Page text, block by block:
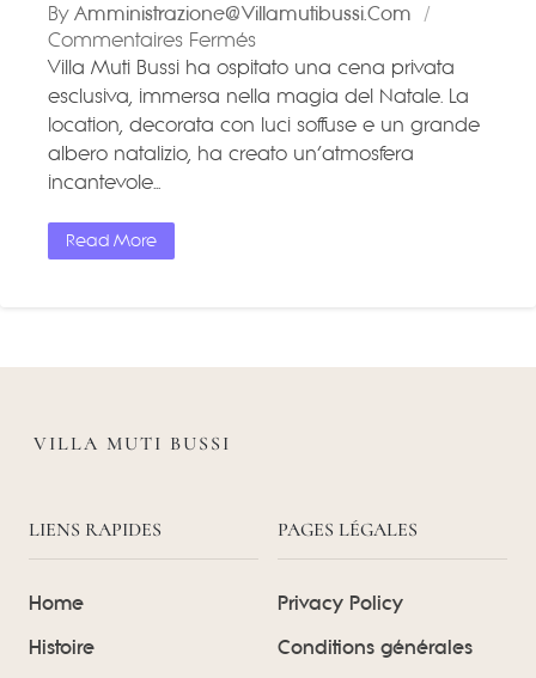
By Amministrazione@villamutibussi.com
Commentaires Fermés
Villa Muti Bussi ha ospitato una cena privata
esclusiva, immersa nella magia del Natale. La
location, decorata con luci soffuse e un grande
albero natalizio, ha creato un’atmosfera
incantevole...
Read More
VILLA MUTI BUSSI
LIENS RAPIDES
Home
Histoire
PAGES LÉGALES
Privacy Policy
Conditions générales